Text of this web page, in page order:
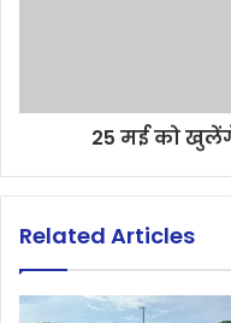
25 मई को
Related Articles